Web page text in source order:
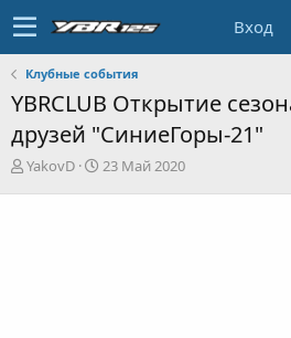
Вход
Клубные события
YBRCLUB Открытие
друзей "СиниеГоры-21"
А
YakovD
Д
23 Май 2020